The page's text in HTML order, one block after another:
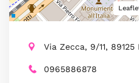
Via Zecca, 9/11, 89125
0965886878